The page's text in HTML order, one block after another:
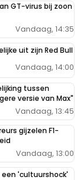
GT-virus bij zoon
Vandaag, 14:35
uit zijn Red Bull
Vandaag, 14:00
tussen
versie van Max"
Vandaag, 13:45
gijzelen F1-
Vandaag, 13:00
een 'cultuurshock'